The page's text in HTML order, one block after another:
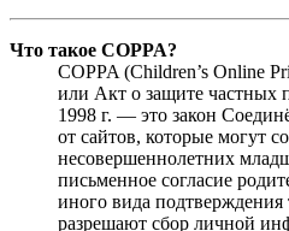
Что такое COPPA?
COPPA (Children’s Online
или Акт о защите частных
1998 г. — это закон
от сайтов, которые могут
несовершеннолетних
письменное согласие
иного вида подтверждения
разрешают сбор личной